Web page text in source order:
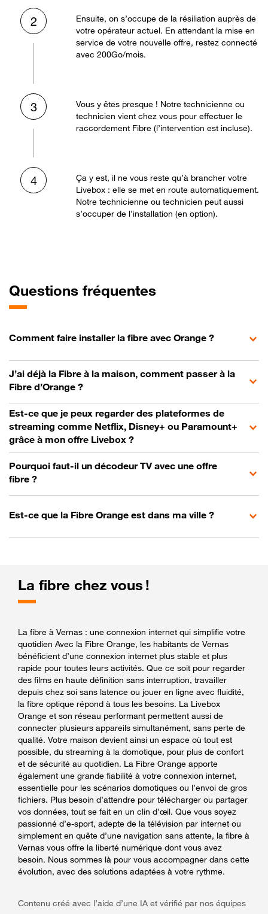
2
Ensuite, on s’occupe de la résiliation auprès de
votre opérateur actuel. En attendant la mise en
service de votre nouvelle offre, restez connecté
avec 200Go/mois.
3
Vous y êtes presque ! Notre technicienne ou
technicien vient chez vous pour effectuer le
raccordement Fibre (l’intervention est incluse).
4
Ça y est, il ne vous reste qu’à brancher votre
Livebox : elle se met en route automatiquement.
Notre technicienne ou technicien peut aussi
s’occuper de l’installation (en option).
Questions fréquentes
Comment faire installer la fibre avec Orange ?
J’ai déjà la Fibre à la maison, comment passer à la
Fibre d’Orange ?
Est-ce que je peux regarder des plateformes de
streaming comme Netflix, Disney+ ou Paramount+
grâce à mon offre Livebox ?
Pourquoi faut-il un décodeur TV avec une offre
fibre ?
Est-ce que la Fibre Orange est dans ma ville ?
La fibre chez vous !
La fibre à Vernas : une connexion internet qui simplifie votre
quotidien Avec la Fibre Orange, les habitants de Vernas
bénéficient d’une connexion internet plus stable et plus
rapide pour toutes leurs activités. Que ce soit pour regarder
des films en haute définition sans interruption, travailler
depuis chez soi sans latence ou jouer en ligne avec fluidité,
la fibre optique répond à tous les besoins. La Livebox
Orange et son réseau performant permettent aussi de
connecter plusieurs appareils simultanément, sans perte de
qualité. Votre maison devient ainsi un espace où tout est
possible, du streaming à la domotique, pour plus de confort
et de sécurité au quotidien. La Fibre Orange apporte
également une grande fiabilité à votre connexion internet,
essentielle pour les scénarios domotiques ou l’envoi de gros
fichiers. Plus besoin d’attendre pour télécharger ou partager
vos données, tout se fait en un clin d’œil. Que vous soyez
passionné d’e-sport, adepte de la télévision par internet ou
simplement en quête d’une navigation sans attente, la fibre à
Vernas vous offre la liberté numérique dont vous avez
besoin. Nous sommes là pour vous accompagner dans cette
évolution, avec des solutions adaptées à votre rythme.
Contenu créé avec l’aide d’une IA et vérifié par nos équipes